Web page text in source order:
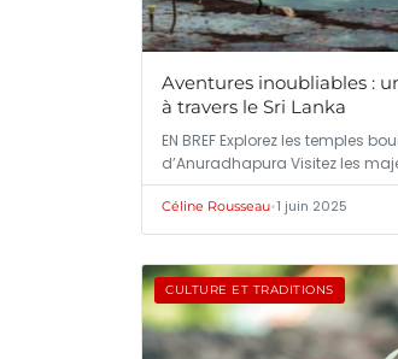
Aventures inoubliables :
à travers le Sri Lanka
EN BREF Explorez les temples
d’Anuradhapura Visitez les
de…
Céline Rousseau•1 juin 2025
CULTURE ET TRADITIONS